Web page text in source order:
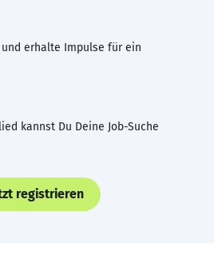
erhalte Impulse für ein
kannst Du Deine Job-Suche
registrieren